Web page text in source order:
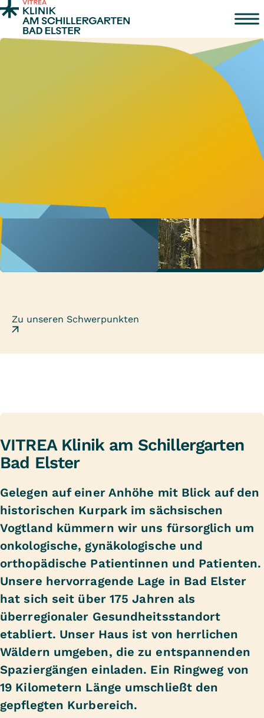
Zum Inhalt springen
Zu unseren Schwerpunkten
VITREA Klinik am Schillergarten
Bad Elster
Gelegen auf einer Anhöhe mit Blick auf den
historischen Kurpark im sächsischen
Vogtland kümmern wir uns fürsorglich um
onkologische, gynäkologische und
orthopädische Patientinnen und Patienten.
Unsere hervorragende Lage in Bad Elster
hat sich seit über 175 Jahren als
überregionaler Gesundheitsstandort
etabliert. Unser Haus ist von herrlichen
Wäldern umgeben, die zu entspannenden
Spaziergängen einladen. Ein Ringweg von
19 Kilometern Länge umschließt den
gepflegten Kurbereich.